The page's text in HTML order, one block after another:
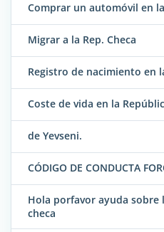
Comprar un automóvil en
Migrar a la Rep. Checa
Registro de nacimiento en
Coste de vida en la
de Yevseni.
CÓDIGO DE CONDUCTA
Hola porfavor ayuda
checa